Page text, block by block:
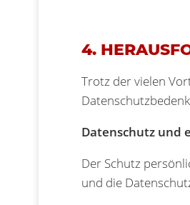
4.
Trotz der vielen
Datenschutz und
Der Schutz
und die